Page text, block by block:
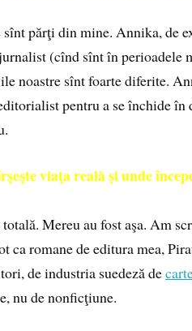
părţi din mine. Annika, de
(cînd sînt în perioadele
noastre sînt foarte diferite.
pentru a se închide în
viaţa reală şi unde
Mereu au fost aşa. Am
ca romane de editura mea,
de industria suedeză de
nu de nonficţiune.